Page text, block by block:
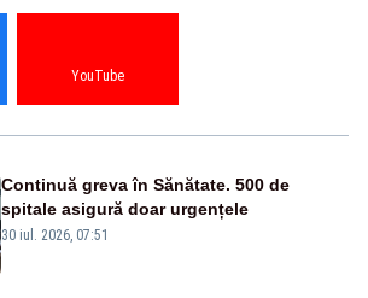
YouTube
Continuă greva în Sănătate. 500 de
spitale asigură doar urgențele
30 iul. 2026, 07:51